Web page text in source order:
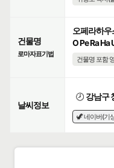
건물명
로마자표기법
오페라하우
O Pe Ra Ha
건물명 포함
날씨정보
🕗 강남구
🦖 네이버(기